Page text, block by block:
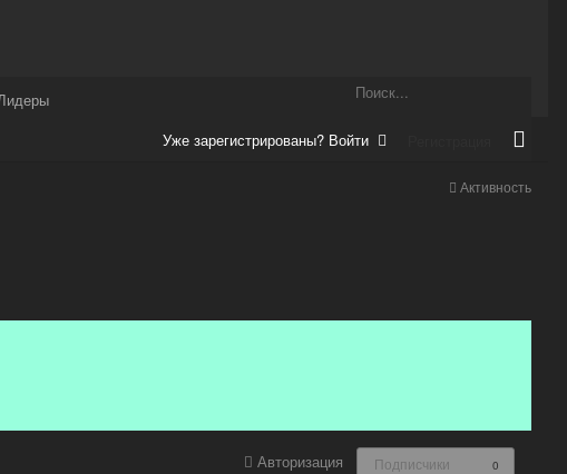
Уже зарегистрированы? Войти
Активность
Авторизация Подписчики 0